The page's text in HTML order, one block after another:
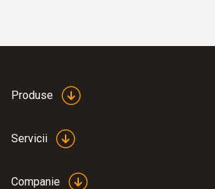
Produse
Servicii
Companie